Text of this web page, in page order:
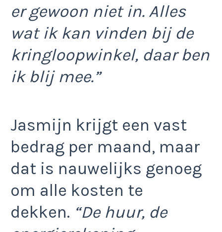
er gewoon niet in. Alles
wat ik kan vinden bij de
kringloopwinkel, daar ben
ik blij mee.”
Jasmijn krijgt een vast
bedrag per maand, maar
dat is nauwelijks genoeg
om alle kosten te
dekken. “De huur, de